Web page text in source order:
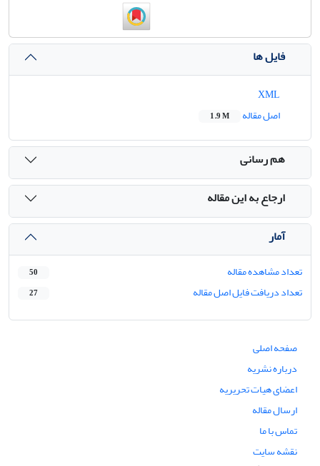
فایل ها
اصل مقاله
1.9 M
هم رسانی
ارجاع به این مقاله
آمار
تعداد مشاهده مقاله 50
تعداد دریافت فایل اصل مقاله 27
صفحه اصلی
درباره نشریه
اعضای هیات تحریریه
ارسال مقاله
تماس با ما
نقشه سایت